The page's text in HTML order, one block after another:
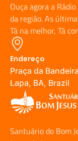
Ouça agora a
da região. As
Tá na melhor, Tá
Endereço
Praça da
Lapa, BA, Brazil
Santuário do Bom